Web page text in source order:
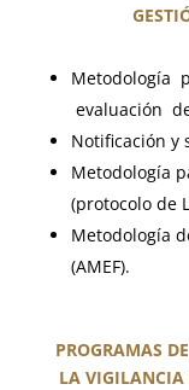
Metodología
evaluación
Notificación y
Metodología
(protocolo de
Metodología
(AMEF).
PROGRAMAS
LA VIGILANCIA